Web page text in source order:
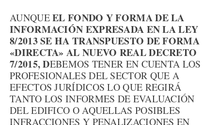
AUNQUEEL FONDO Y FORMA DE LA
INFORMACIÓN EXPRESADA EN LA LEY
8/2013 SE HA TRANSPUESTO DE FORMA
«DIRECTA» AL NUEVO REAL DECRETO
7/2015, DEBEMOS TENER EN CUENTA LOS
PROFESIONALES DEL SECTOR QUE A
EFECTOS JURÍDICOS LO QUE REGIRÁ
TANTO LOS INFORMES DE EVALUACIÓN
DEL EDIFICO O AQUELLAS POSIBLES
INFRACCIONES Y PENALIZACIONES EN